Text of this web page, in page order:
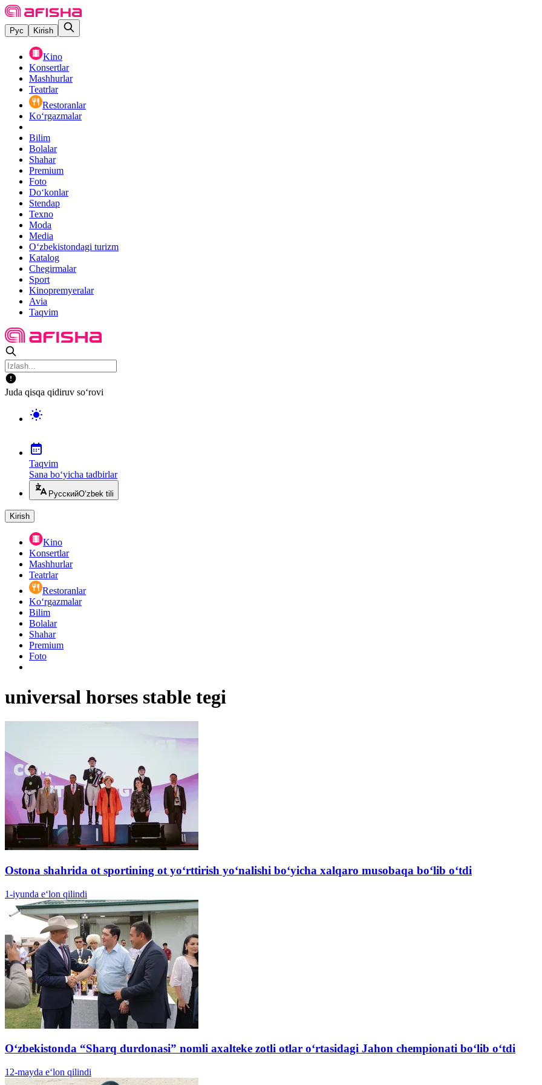
Рус Kirish
Kino
Konsertlar
Mashhurlar
Teatrlar
Restoranlar
Ko‘rgazmalar
Bilim
Bolalar
Shahar
Premium
Foto
Do‘konlar
Stendap
Texno
Moda
Media
O‘zbekistondagi turizm
Katalog
Chegirmalar
Sport
Kinopremyeralar
Avia
Taqvim
Juda qisqa qidiruv so‘rovi
Taqvim
Sana bo‘yicha tadbirlar
РусскийO‘zbek tili
Kirish
Kino
Konsertlar
Mashhurlar
Teatrlar
Restoranlar
Ko‘rgazmalar
Bilim
Bolalar
Shahar
Premium
Foto
universal horses stable tegi
Ostona shahrida ot sportining ot yoʻrttirish yo‘nalishi bo‘yicha xalqaro musobaqa bo‘lib o‘tdi
1-iyunda e‘lon qilindi
O‘zbekistonda “Sharq durdonasi” nomli axalteke zotli otlar o‘rtasidagi Jahon chempionati bo‘lib o‘tdi
12-mayda e‘lon qilindi